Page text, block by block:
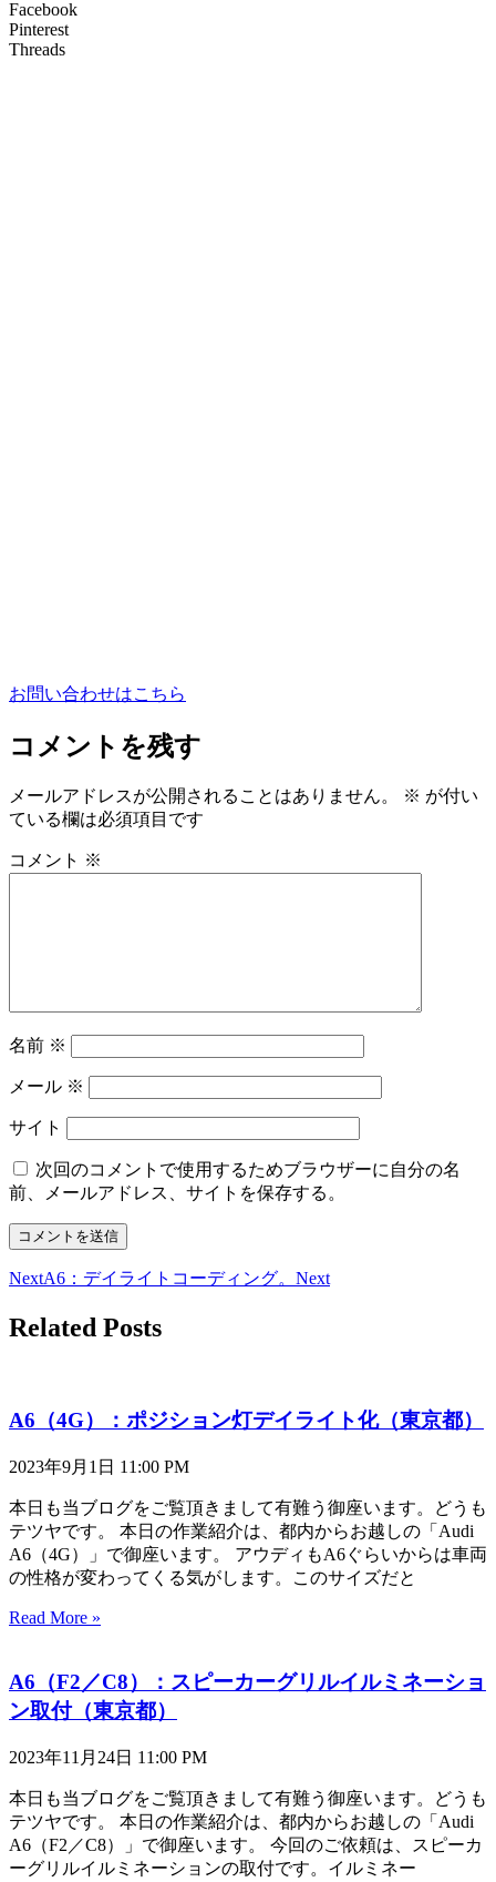
Facebook
Pinterest
Threads
お問い合わせはこちら
コメントを残す
メールアドレスが公開されることはありません。 ※ が付い
ている欄は必須項目です
コメント ※
名前 ※
メール ※
サイト
次回のコメントで使用するためブラウザーに自分の名
前、メールアドレス、サイトを保存する。
NextA6：デイライトコーディング。 Next
Related Posts
A6（4G）：ポジション灯デイライト化（東京都）
2023年9月1日 11:00 PM
本日も当ブログをご覧頂きまして有難う御座います。どうも
テツヤです。 本日の作業紹介は、都内からお越しの「Audi
A6（4G）」で御座います。 アウディもA6ぐらいからは車両
の性格が変わってくる気がします。このサイズだと
Read More »
A6（F2／C8）：スピーカーグリルイルミネーショ
ン取付（東京都）
2023年11月24日 11:00 PM
本日も当ブログをご覧頂きまして有難う御座います。どうも
テツヤです。 本日の作業紹介は、都内からお越しの「Audi
A6（F2／C8）」で御座います。 今回のご依頼は、スピーカ
ーグリルイルミネーションの取付です。イルミネー